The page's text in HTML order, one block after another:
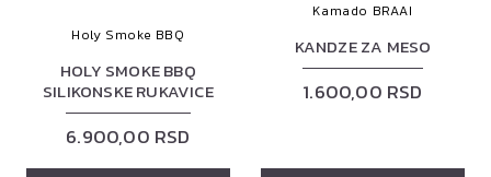
Holy Smoke BBQ
HOLY SMOKE BBQ
SILIKONSKE RUKAVICE
6.900,00 RSD
Kamado BRAAI
KANDZE ZA MESO
1.600,00 RSD